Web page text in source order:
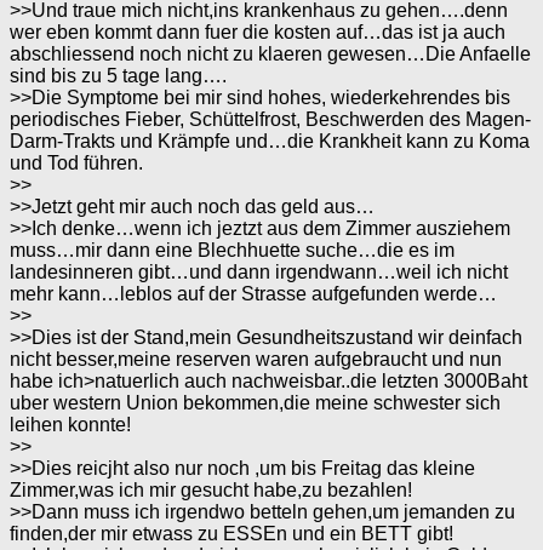
>>Und traue mich nicht,ins krankenhaus zu gehen….denn
wer eben kommt dann fuer die kosten auf…das ist ja auch
abschliessend noch nicht zu klaeren gewesen…Die Anfaelle
sind bis zu 5 tage lang….
>>Die Symptome bei mir sind hohes, wiederkehrendes bis
periodisches Fieber, Schüttelfrost, Beschwerden des Magen-
Darm-Trakts und Krämpfe und…die Krankheit kann zu Koma
und Tod führen.
>>
>>Jetzt geht mir auch noch das geld aus…
>>Ich denke…wenn ich jeztzt aus dem Zimmer ausziehem
muss…mir dann eine Blechhuette suche…die es im
landesinneren gibt…und dann irgendwann…weil ich nicht
mehr kann…leblos auf der Strasse aufgefunden werde…
>>
>>Dies ist der Stand,mein Gesundheitszustand wir deinfach
nicht besser,meine reserven waren aufgebraucht und nun
habe ich>natuerlich auch nachweisbar..die letzten 3000Baht
uber western Union bekommen,die meine schwester sich
leihen konnte!
>>
>>Dies reicjht also nur noch ,um bis Freitag das kleine
Zimmer,was ich mir gesucht habe,zu bezahlen!
>>Dann muss ich irgendwo betteln gehen,um jemanden zu
finden,der mir etwass zu ESSEn und ein BETT gibt!